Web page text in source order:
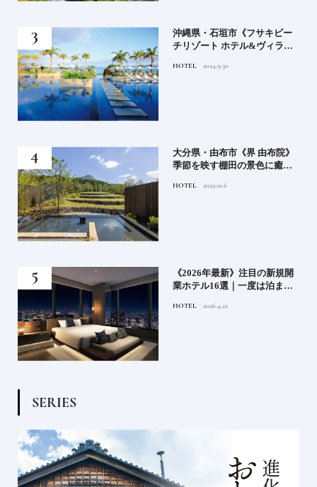
沖縄県・石垣市《フサキビー
チリゾート ホテル&ヴィラ
でゆるりと島時間を楽しむ
HOTEL 2024.9.30
大分県・由布市《界 由布院》
季節を映す棚田の景色に癒さ
HOTEL 2022.10.6
《2026年最新》注目の新規開
業ホテル16選｜一度は泊まり
ホテル
HOTEL 2026.4.22
SERIES